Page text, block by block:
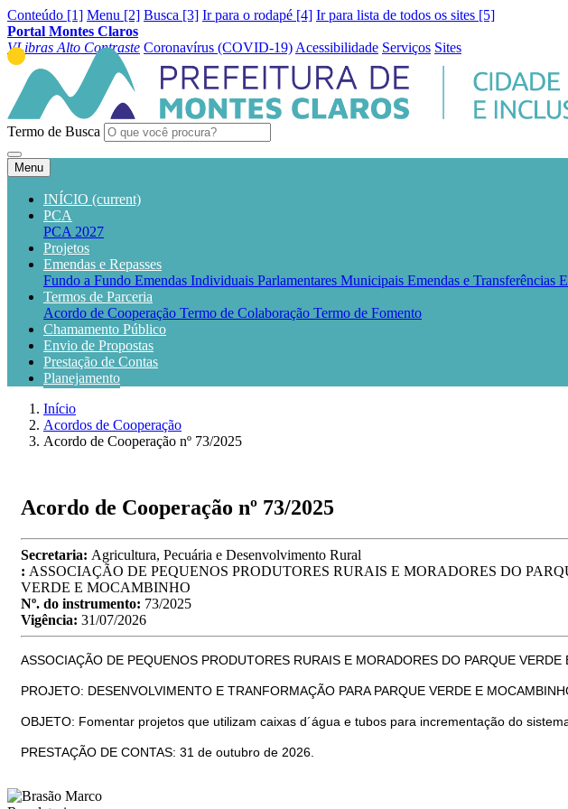
Conteúdo [1] Menu [2] Busca [3] Ir para o rodapé [4] Ir para lista de todos os sites [5]
Portal Montes Claros
VLibras Alto Contraste Coronavírus (COVID-19) Acessibilidade Serviços Sites
Termo de Busca
Menu
INÍCIO (current)
PCA
PCA 2027
Projetos
Emendas e Repasses
Fundo a Fundo Emendas Individuais Parlamentares Municipais Emendas e Transferências
Termos de Parceria
Acordo de Cooperação Termo de Colaboração Termo de Fomento
Chamamento Público
Envio de Propostas
Prestação de Contas
Planejamento
Início
Acordos de Cooperação
Acordo de Cooperação nº 73/2025
Acordo de Cooperação nº 73/2025
Secretaria: Agricultura, Pecuária e Desenvolvimento Rural
: ASSOCIAÇÃO DE PEQUENOS PRODUTORES RURAIS E MORADORES DO
VERDE E MOCAMBINHO
Nº. do instrumento: 73/2025
Vigência: 31/07/2026
ASSOCIAÇÃO DE PEQUENOS PRODUTORES RURAIS E MORADORES DO PARQUE
PROJETO: DESENVOLVIMENTO E TRANFORMAÇÃO PARA PARQUE VERDE E
OBJETO: Fomentar projetos que utilizam caixas d´água e tubos para incrementação do
PRESTAÇÃO DE CONTAS: 31 de outubro de 2026.